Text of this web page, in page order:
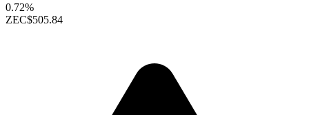
0.72%
ZEC$505.84